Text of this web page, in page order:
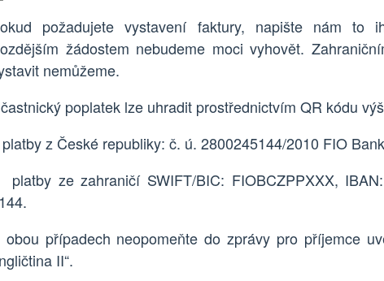
požadujete vystavení faktury, napište nám to
žádostem nebudeme moci vyhovět.
nemůžeme.
poplatek lze uhradit prostřednictvím QR kódu
z České republiky: č. ú. 2800245144/2010 FIO
ze zahraničí SWIFT/BIC: FIOBCZPPXXX,
.
obou případech neopomeňte do zprávy pro příjemce
II“.